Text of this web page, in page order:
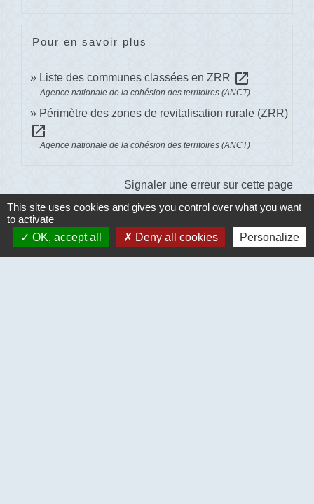
Pour en savoir plus
Liste des communes classées en ZRR open_in_new
Agence nationale de la cohésion des territoires (ANCT)
Périmètre des zones de revitalisation rurale (ZRR)
open_in_new
Agence nationale de la cohésion des territoires (ANCT)
Signaler une erreur sur cette page
This site uses cookies and gives you control over what you want
to activate
OK, accept all
Deny all cookies Personalize